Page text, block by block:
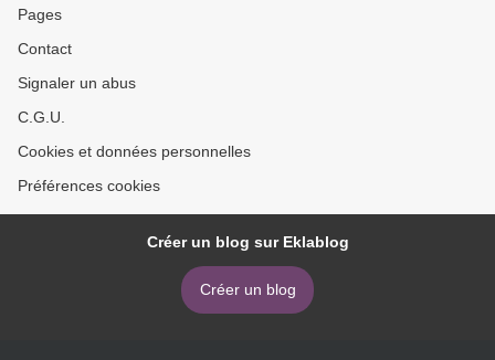
Pages
Contact
Signaler un abus
C.G.U.
Cookies et données personnelles
Préférences cookies
Créer un blog sur Eklablog
Créer un blog